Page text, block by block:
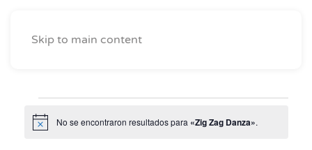
Skip to main content
Eventos
Notice No se encontraron resultados para «Zig Zag Danza».